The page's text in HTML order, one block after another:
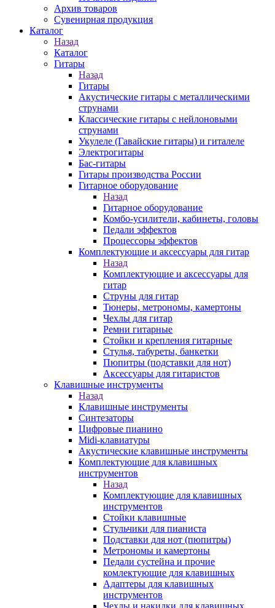
Архив товаров
Сувенирная продукция
Каталог
Назад
Каталог
Гитары
Назад
Гитары
Акустические гитары с металлическими
струнами
Классические гитары с нейлоновыми
струнами
Укулеле (Гавайские гитары) и гиталеле
Электрогитары
Бас-гитары
Гитары производства России
Гитарное оборудование
Назад
Гитарное оборудование
Комбо-усилители, кабинеты, головы
Педали эффектов
Процессоры эффектов
Комплектующие и аксессуары для гитар
Назад
Комплектующие и аксессуары для
гитар
Струны для гитар
Тюнеры, метрономы, камертоны
Чехлы для гитар
Ремни гитарные
Стойки и крепления гитарные
Стулья, табуреты, банкетки
Пюпитры (подставки для нот)
Аксессуары для гитаристов
Клавишные инструменты
Назад
Клавишные инструменты
Синтезаторы
Цифровые пианино
Midi-клавиатуры
Акустические клавишные инструменты
Комплектующие для клавишных
инструментов
Назад
Комплектующие для клавишных
инструментов
Стойки клавишные
Стульчики для пианиста
Подставки для нот (пюпитры)
Метрономы и камертоны
Педали сустейна и прочие
комлектующие для клавишных
Адаптеры для клавишных
инструментов
Чехлы и накидки для клавишных